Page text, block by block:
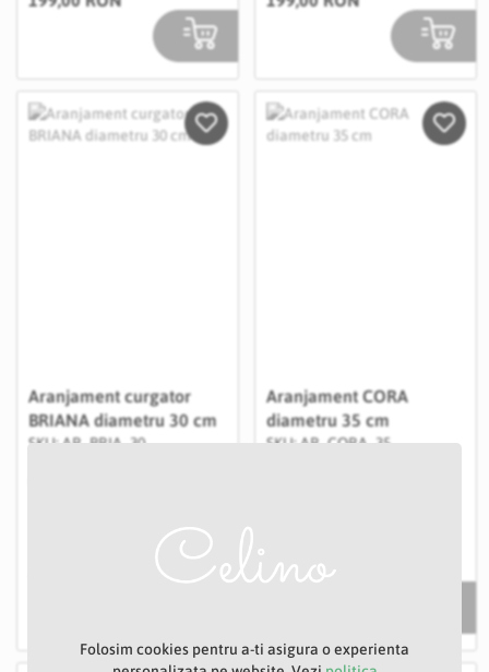
Aranjament curgator
BRIANA diametru 30 cm
SKU: AR_BRIA_30
Salveaza in Wishlist
Aranjament CORA
diametru 35 cm
SKU: AR_CORA_35
219,00 RON
Folosim cookies pentru a-ti asigura o experienta